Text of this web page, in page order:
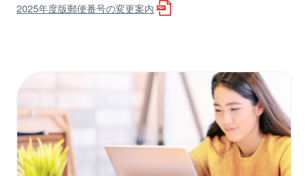
2025年度版郵便番号の変更案内